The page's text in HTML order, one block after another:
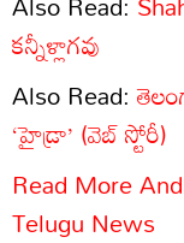
కన్నీళ్లాగవు
Also Read:
‘హైడ్రా’ (వెబ్ స్టోరీ)
Read More
Telugu News